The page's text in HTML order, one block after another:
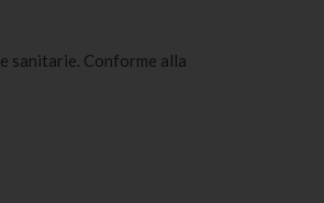
sanitarie. Conforme alla